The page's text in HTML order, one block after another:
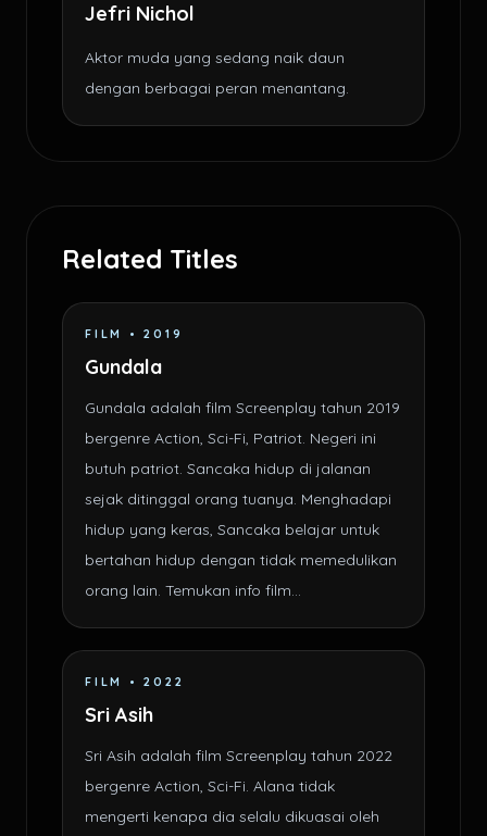
Jefri Nichol
Aktor muda yang sedang naik daun
dengan berbagai peran menantang.
Related Titles
FILM • 2019
Gundala
Gundala adalah film Screenplay tahun 2019
bergenre Action, Sci-Fi, Patriot. Negeri ini
butuh patriot. Sancaka hidup di jalanan
sejak ditinggal orang tuanya. Menghadapi
hidup yang keras, Sancaka belajar untuk
bertahan hidup dengan tidak memedulikan
orang lain. Temukan info film...
FILM • 2022
Sri Asih
Sri Asih adalah film Screenplay tahun 2022
bergenre Action, Sci-Fi. Alana tidak
mengerti kenapa dia selalu dikuasai oleh